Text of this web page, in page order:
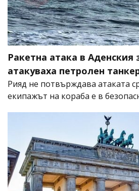
Ракетна атака в Аденския
атакуваха петролен
Рияд не потвърждава атаката
екипажът на кораба е в